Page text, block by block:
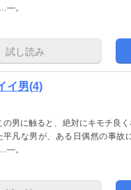
。
試し読み
イ男(4)
平凡な男が、ある日偶然の事故
。